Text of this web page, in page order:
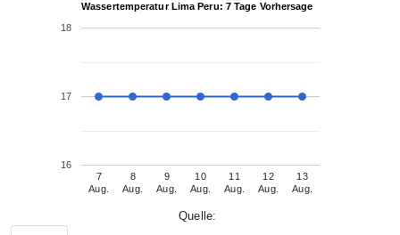
Wassertemperatur Lima Peru: 7 Tage Vorhersage
7
Aug.
8
Aug.
9
Aug.
10
Aug.
11
Aug.
12
Aug.
13
Aug.
16
17
18
Quelle: